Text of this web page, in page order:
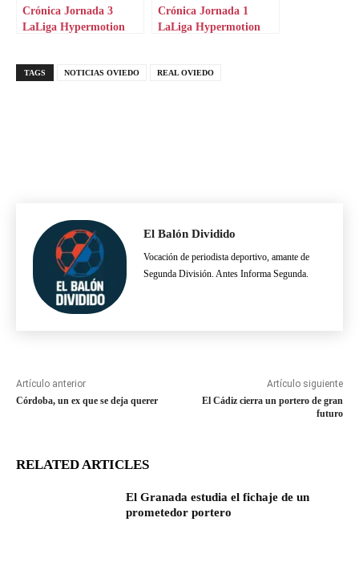
Crónica Jornada 3
LaLiga Hypermotion
Crónica Jornada 1
LaLiga Hypermotion
TAGS NOTICIAS OVIEDO REAL OVIEDO
El Balón Dividido
Vocación de periodista deportivo, amante de
Segunda División. Antes Informa Segunda.
Artículo anterior
Córdoba, un ex que se deja querer
Artículo siguiente
El Cádiz cierra un portero de gran
futuro
RELATED ARTICLES
El Granada estudia el fichaje de un
prometedor portero